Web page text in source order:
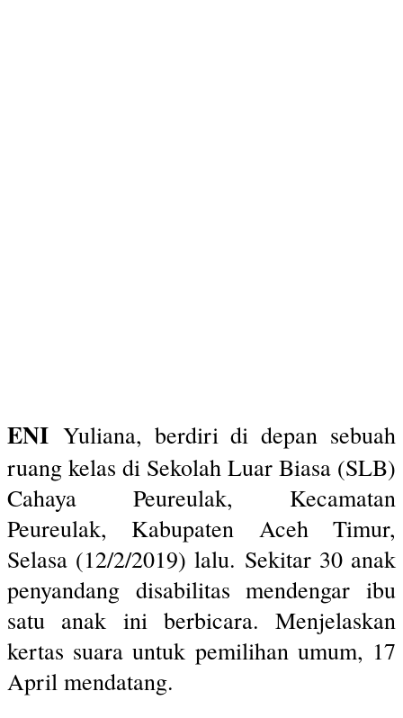
ENI Yuliana, berdiri di depan sebuah
ruang kelas di Sekolah Luar Biasa (SLB)
Cahaya Peureulak, Kecamatan
Peureulak, Kabupaten Aceh Timur,
Selasa (12/2/2019) lalu. Sekitar 30 anak
penyandang disabilitas mendengar ibu
satu anak ini berbicara. Menjelaskan
kertas suara untuk pemilihan umum, 17
April mendatang.